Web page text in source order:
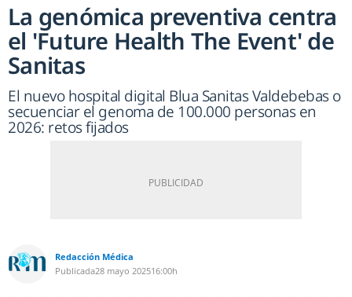
La genómica preventiva centra
el 'Future Health The Event' de
Sanitas
El nuevo hospital digital Blua Sanitas Valdebebas o
secuenciar el genoma de 100.000 personas en
2026: retos fijados
Redacción Médica
Publicada28 mayo 202516:00h